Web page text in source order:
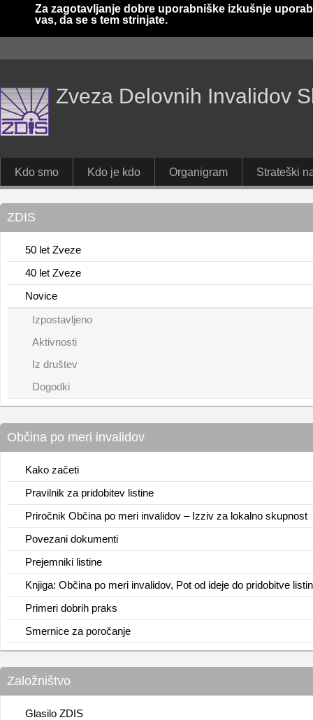
Za zagotavljanje dobre uporabniške izkušnje
vas, da se s tem strinjate.
Zveza Delovnih Invalidov
Kdo smo Kdo je kdo Organigram Strateški
ZDIS
50 let Zveze
40 let Zveze
Novice
Izpostavljeno
Aktivnosti
Iz društev
Dogodki
Občina po meri invalidov
Kako začeti
Pravilnik za pridobitev listine
Priročnik Občina po meri invalidov – Izziv za lokalno skupnost
Povezani dokumenti
Prejemniki listine
Knjiga: Občina po meri invalidov, Pot od ideje do pridobitve
Primeri dobrih praks
Smernice za poročanje
Založništvo
Glasilo ZDIS